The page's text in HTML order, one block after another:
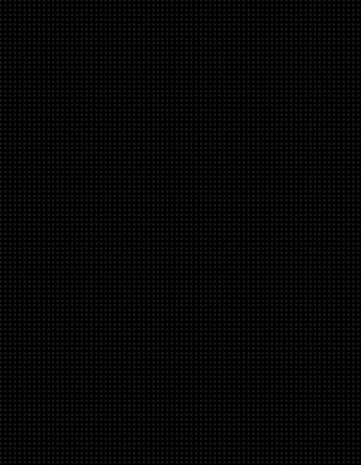
skladem u
dodavatele
Bitspower
90-Degree
Multi-Link